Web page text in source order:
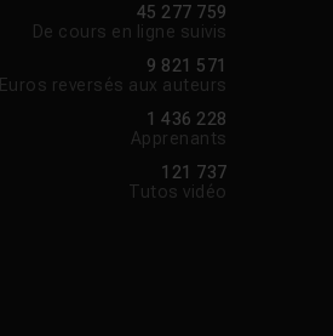
45 277 759
De cours en ligne suivis
9 821 571
Euros reversés aux auteurs
1 436 228
Apprenants
121 737
Tutos vidéo